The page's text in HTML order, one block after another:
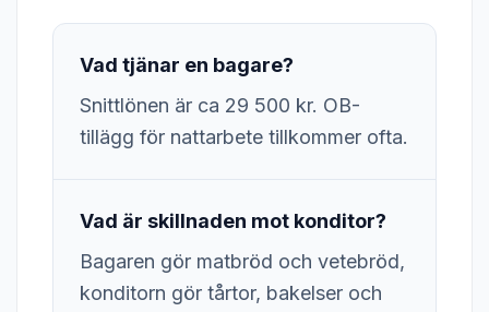
Vad tjänar en bagare?
Snittlönen är ca 29 500 kr. OB-
tillägg för nattarbete tillkommer ofta.
Vad är skillnaden mot konditor?
Bagaren gör matbröd och vetebröd,
konditorn gör tårtor, bakelser och